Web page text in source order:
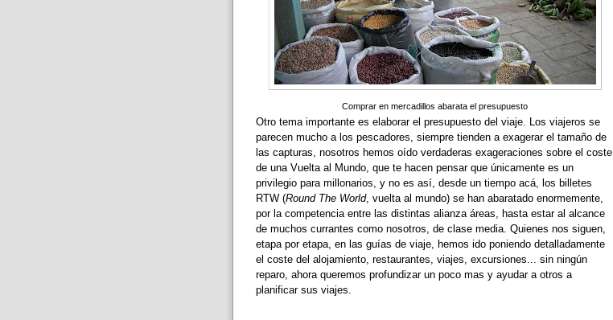
Comprar en mercadillos abarata el presupuesto
Otro tema importante es elaborar el presupuesto del viaje. Los viajeros se
parecen mucho a los pescadores, siempre tienden a exagerar el tamaño de
las capturas, nosotros hemos oído verdaderas exageraciones sobre el coste
de una Vuelta al Mundo, que te hacen pensar que únicamente es un
privilegio para millonarios, y no es así, desde un tiempo acá, los billetes
RTW (Round The World, vuelta al mundo) se han abaratado enormemente,
por la competencia entre las distintas alianza áreas, hasta estar al alcance
de muchos currantes como nosotros, de clase media. Quienes nos siguen,
etapa por etapa, en las guías de viaje, hemos ido poniendo detalladamente
el coste del alojamiento, restaurantes, viajes, excursiones... sin ningún
reparo, ahora queremos profundizar un poco mas y ayudar a otros a
planificar sus viajes.